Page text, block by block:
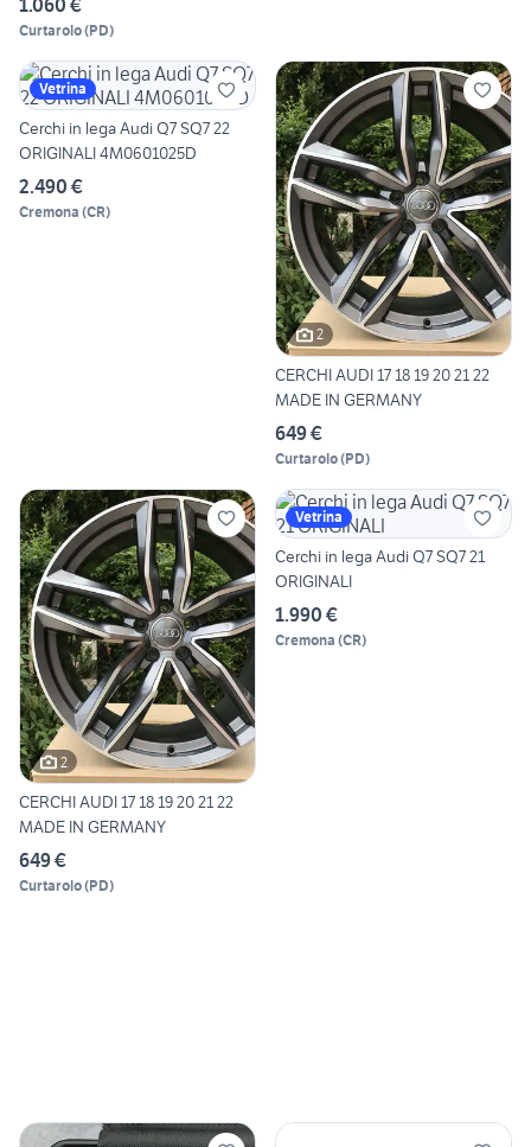
1.060 €
Curtarolo(PD)
Vetrina
Cerchi in lega Audi Q7 SQ7 22
ORIGINALI 4M0601025D
2.490 €
Cremona (CR)
2
CERCHI AUDI 17 18 19 20 21 22
MADE IN GERMANY
649 €
Curtarolo(PD)
2
CERCHI AUDI 17 18 19 20 21 22
MADE IN GERMANY
649 €
Curtarolo(PD)
Vetrina
Cerchi in lega Audi Q7 SQ7 21
ORIGINALI
1.990 €
Cremona (CR)